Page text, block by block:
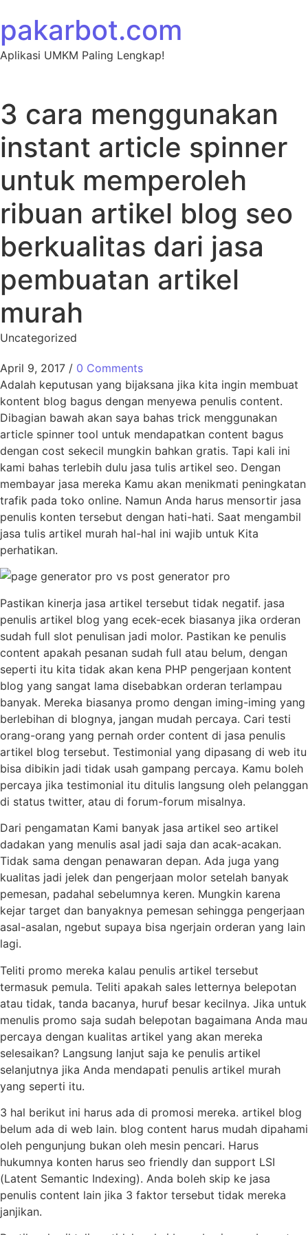
pakarbot.com
Aplikasi UMKM Paling Lengkap!
3 cara menggunakan
instant article spinner
untuk memperoleh
ribuan artikel blog seo
berkualitas dari jasa
pembuatan artikel
murah
Uncategorized
April 9, 2017 / 0 Comments
Adalah keputusan yang bijaksana jika kita ingin membuat
kontent blog bagus dengan menyewa penulis content.
Dibagian bawah akan saya bahas trick menggunakan
article spinner tool untuk mendapatkan content bagus
dengan cost sekecil mungkin bahkan gratis. Tapi kali ini
kami bahas terlebih dulu jasa tulis artikel seo. Dengan
membayar jasa mereka Kamu akan menikmati peningkatan
trafik pada toko online. Namun Anda harus mensortir jasa
penulis konten tersebut dengan hati-hati. Saat mengambil
jasa tulis artikel murah hal-hal ini wajib untuk Kita
perhatikan.
Pastikan kinerja jasa artikel tersebut tidak negatif. jasa
penulis artikel blog yang ecek-ecek biasanya jika orderan
sudah full slot penulisan jadi molor. Pastikan ke penulis
content apakah pesanan sudah full atau belum, dengan
seperti itu kita tidak akan kena PHP pengerjaan kontent
blog yang sangat lama disebabkan orderan terlampau
banyak. Mereka biasanya promo dengan iming-iming yang
berlebihan di blognya, jangan mudah percaya. Cari testi
orang-orang yang pernah order content di jasa penulis
artikel blog tersebut. Testimonial yang dipasang di web itu
bisa dibikin jadi tidak usah gampang percaya. Kamu boleh
percaya jika testimonial itu ditulis langsung oleh pelanggan
di status twitter, atau di forum-forum misalnya.
Dari pengamatan Kami banyak jasa artikel seo artikel
dadakan yang menulis asal jadi saja dan acak-acakan.
Tidak sama dengan penawaran depan. Ada juga yang
kualitas jadi jelek dan pengerjaan molor setelah banyak
pemesan, padahal sebelumnya keren. Mungkin karena
kejar target dan banyaknya pemesan sehingga pengerjaan
asal-asalan, ngebut supaya bisa ngerjain orderan yang lain
lagi.
Teliti promo mereka kalau penulis artikel tersebut
termasuk pemula. Teliti apakah sales letternya belepotan
atau tidak, tanda bacanya, huruf besar kecilnya. Jika untuk
menulis promo saja sudah belepotan bagaimana Anda mau
percaya dengan kualitas artikel yang akan mereka
selesaikan? Langsung lanjut saja ke penulis artikel
selanjutnya jika Anda mendapati penulis artikel murah
yang seperti itu.
3 hal berikut ini harus ada di promosi mereka. artikel blog
belum ada di web lain. blog content harus mudah dipahami
oleh pengunjung bukan oleh mesin pencari. Harus
hukumnya konten harus seo friendly dan support LSI
(Latent Semantic Indexing). Anda boleh skip ke jasa
penulis content lain jika 3 faktor tersebut tidak mereka
janjikan.